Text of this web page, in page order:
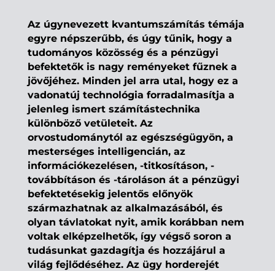
Az úgynevezett kvantumszámítás témája
egyre népszerűbb, és úgy tűnik, hogy a
tudományos közösség és a pénzügyi
befektetők is nagy reményeket fűznek a
jövőjéhez. Minden jel arra utal, hogy ez a
vadonatúj technológia forradalmasítja a
jelenleg ismert számítástechnika
különböző vetületeit. Az
orvostudománytól az egészségügyön, a
mesterséges intelligencián, az
információkezelésen, -titkosításon, -
továbbításon és -tároláson át a pénzügyi
befektetésekig jelentős előnyök
származhatnak az alkalmazásából, és
olyan távlatokat nyit, amik korábban nem
voltak elképzelhetők, így végső soron a
tudásunkat gazdagítja és hozzájárul a
világ fejlődéséhez. Az ügy horderejét